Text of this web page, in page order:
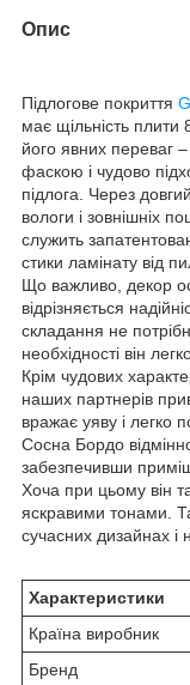
Опис
Підлогове покриття
має щільність плити
його явних переваг –
фаскою і чудово
підлога. Через
вологи і зовнішніх
служить
стики ламінату від
Що важливо, декор
відрізняється
складання не
необхідності він
Крім чудових
наших партнерів
вражає уяву і легко
Сосна Бордо
забезпечивши
Хоча при цьому він
яскравими тонами.
сучасних дизайнах і
Характеристики
Країна виробник
Бренд